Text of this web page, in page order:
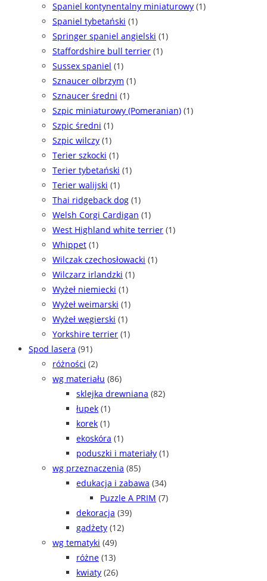
Spaniel kontynentalny miniaturowy (1)
Spaniel tybetański (1)
Springer spaniel angielski (1)
Staffordshire bull terrier (1)
Sussex spaniel (1)
Sznaucer olbrzym (1)
Sznaucer średni (1)
Szpic miniaturowy (Pomeranian) (1)
Szpic średni (1)
Szpic wilczy (1)
Terier szkocki (1)
Terier tybetański (1)
Terier walijski (1)
Thai ridgeback dog (1)
Welsh Corgi Cardigan (1)
West Highland white terrier (1)
Whippet (1)
Wilczak czechosłowacki (1)
Wilczarz irlandzki (1)
Wyżeł niemiecki (1)
Wyżeł weimarski (1)
Wyżeł węgierski (1)
Yorkshire terrier (1)
Spod lasera (91)
różności (2)
wg materiału (86)
sklejka drewniana (82)
łupek (1)
korek (1)
ekoskóra (1)
poduszki i materiały (1)
wg przeznaczenia (85)
edukacja i zabawa (34)
Puzzle A PRIM (7)
dekoracja (39)
gadżety (12)
wg tematyki (49)
różne (13)
kwiaty (26)